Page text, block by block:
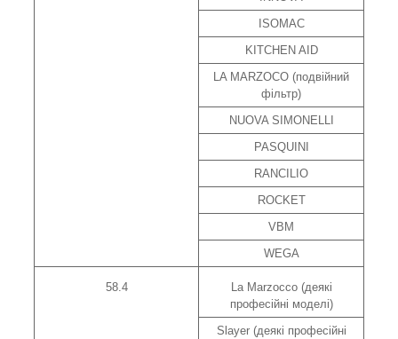
ISOMAC
KITCHEN AID
LA MARZOCO (подвійний
фільтр)
NUOVA SIMONELLI
PASQUINI
RANCILIO
ROCKET
VBM
WEGA
58.4
La Marzocco (деякі
професійні моделі)
Slayer (деякі професійні